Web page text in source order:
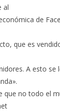
al
de
que es
A esto se
que no todo el